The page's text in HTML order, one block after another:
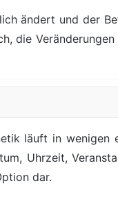
ändert und der
die
läuft in wenigen
Uhrzeit,
dar.